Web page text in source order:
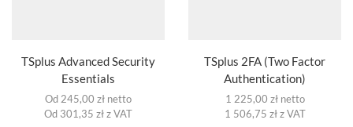
TSplus Advanced Security
Essentials
Od 245,00 zł netto
Od 301,35 zł z VAT
TSplus 2FA (Two Factor
Authentication)
1 225,00 zł netto
1 506,75 zł z VAT